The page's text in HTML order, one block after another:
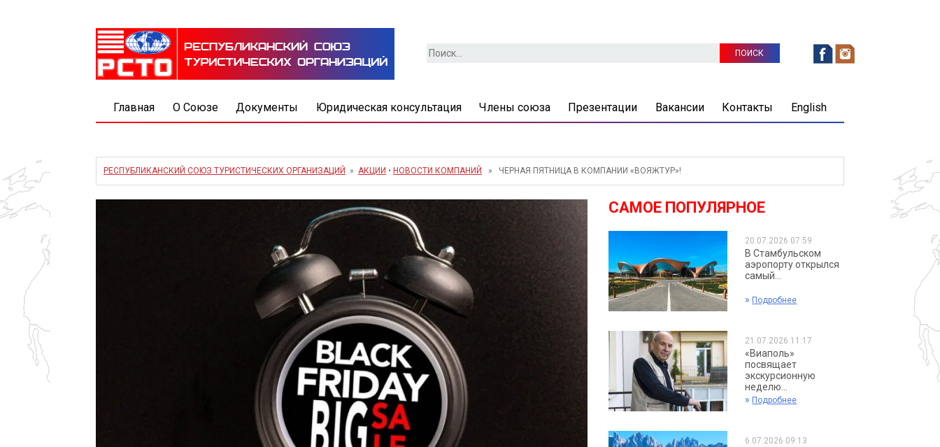
Найти:
Главная О Союзе Документы Юридическая консультация Члены союза Презентации Вакансии Контакты English
РЕСПУБЛИКАНСКИЙ СОЮЗ ТУРИСТИЧЕСКИХ ОРГАНИЗАЦИЙ » АКЦИИ • НОВОСТИ КОМПАНИЙ » ЧЕРНАЯ ПЯТНИЦА В КОМПАНИИ «ВОЯЖТУР»!
САМОЕ ПОПУЛЯРНОЕ
20.07.2026 07:59
В Стамбульском
аэропорту открылся
самый...
» Подробнее
21.07.2026 11:17
«Виаполь»
посвящает
экскурсионную
неделю...
» Подробнее
6.07.2026 09:13